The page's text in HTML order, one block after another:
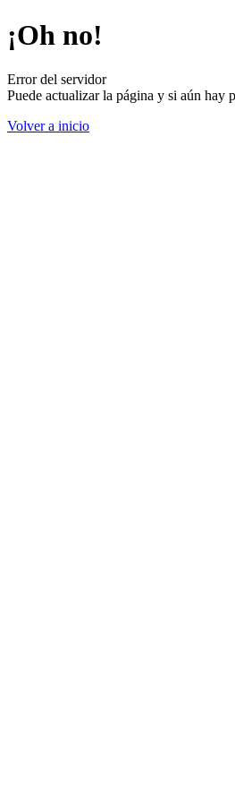
¡Oh no!
Error del servidor
Puede actualizar la página y si aún hay
Volver a inicio